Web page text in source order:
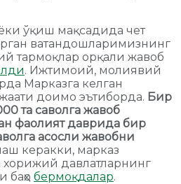
ўқиш мақсадида чет
ватандошларимизнинг
тармоқлар орқали жавоб
. Ижтимоий, молиявий
Марказга келган
доимо эътиборда. Бир
та саволга жавоб
фаолият даврида бир
асосли жавобни
керакки, марказ
давлатларнинг
баҳо бермоқдалар.